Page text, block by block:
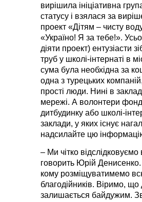
вирішила ініціативна
статусу і взялася за
проект «Дітям – чисту
«Україно! Я за тебе!».
діяти проект) ентузіасти
труб у школі-інтернаті в
сума була необхідна за
одна з турецьких
прості люди. Нині в
мережі. А волонтери
дитбудинку або школі-
заклади, у яких існує
надсилайте цю
– Ми чітко
говорить Юрій
кому розміщуватимемо
благодійників. Віримо,
залишається байдужим.